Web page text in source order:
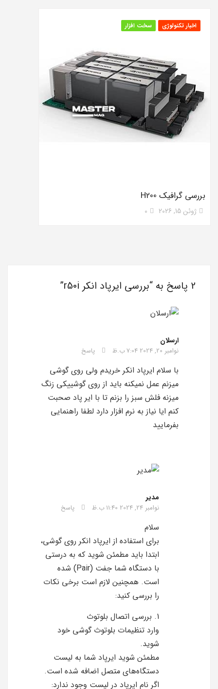
اخبار تکنولوژی سخت افزار
بررسی گرافیک H200
ژوئن 15, 2026 0
2 پاسخ به “ بررسی ایرپاد انکر r50i ”
ارسلان
نوامبر 20, 2024 7:04 ب.ظ پاسخ
با سلام ایرپاد انکر خریدم ولی روی گوشی
میزنم عمل نمیکنه باید از روی گوشییکی زنگ
میزنه فلش سبز را بزنم تا با ایر پاد صحبت
کنم ایا نیاز به نرم افزار دارد لطفا راهنمایی
بفرمایید
مدیر
نوامبر 24, 2024 11:40 ب.ظ پاسخ
سلام
برای استفاده از ایرپاد انکر روی گوشی،
ابتدا باید مطمئن شوید که به درستی
با دستگاه شما جفت (Pair) شده
است. همچنین لازم است برخی نکات
را بررسی کنید:
1. بررسی اتصال بلوتوث
وارد تنظیمات بلوتوث گوشی خود
شوید.
مطمئن شوید ایرپاد شما به لیست
دستگاه‌های متصل اضافه شده است.
اگر نام ایرپاد در لیست وجود ندارد: